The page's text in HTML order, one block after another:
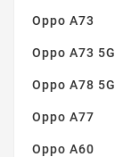
Oppo A73
Oppo A73 5G
Oppo A78 5G
Oppo A77
Oppo A60